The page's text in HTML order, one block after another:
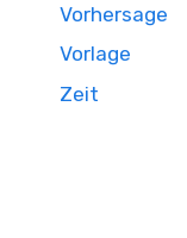
Vorhersage
Vorlage
Zeit